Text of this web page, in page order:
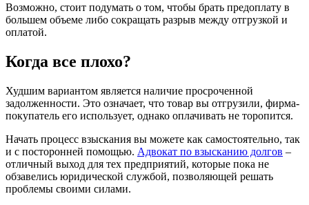
Возможно, стоит подумать о том, чтобы брать предоплату в
большем объеме либо сокращать разрыв между отгрузкой и
оплатой.
Когда все плохо?
Худшим вариантом является наличие просроченной
задолженности. Это означает, что товар вы отгрузили, фирма-
покупатель его использует, однако оплачивать не торопится.
Начать процесс взыскания вы можете как самостоятельно, так
и с посторонней помощью. Адвокат по взысканию долгов –
отличный выход для тех предприятий, которые пока не
обзавелись юридической службой, позволяющей решать
проблемы своими силами.